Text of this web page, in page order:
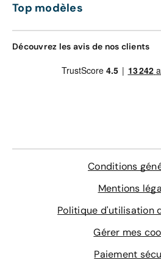
Top modèles
Découvrez les avis de nos clients
Conditions
Mentions
Politique d'utilisation
Gérer mes
Paiement